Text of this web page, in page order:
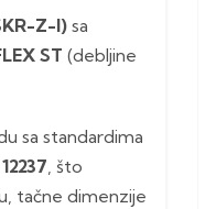
Z-I) sa
ST (debljine
sa standardima
, što
tačne dimenzije